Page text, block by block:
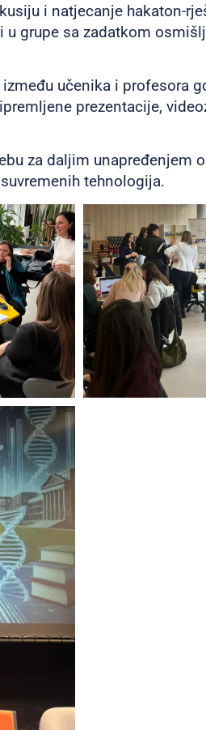
i natjecanje hakaton-
grupe sa zadatkom
učenika i profesora
prezentacije,
za daljim
tehnologija.